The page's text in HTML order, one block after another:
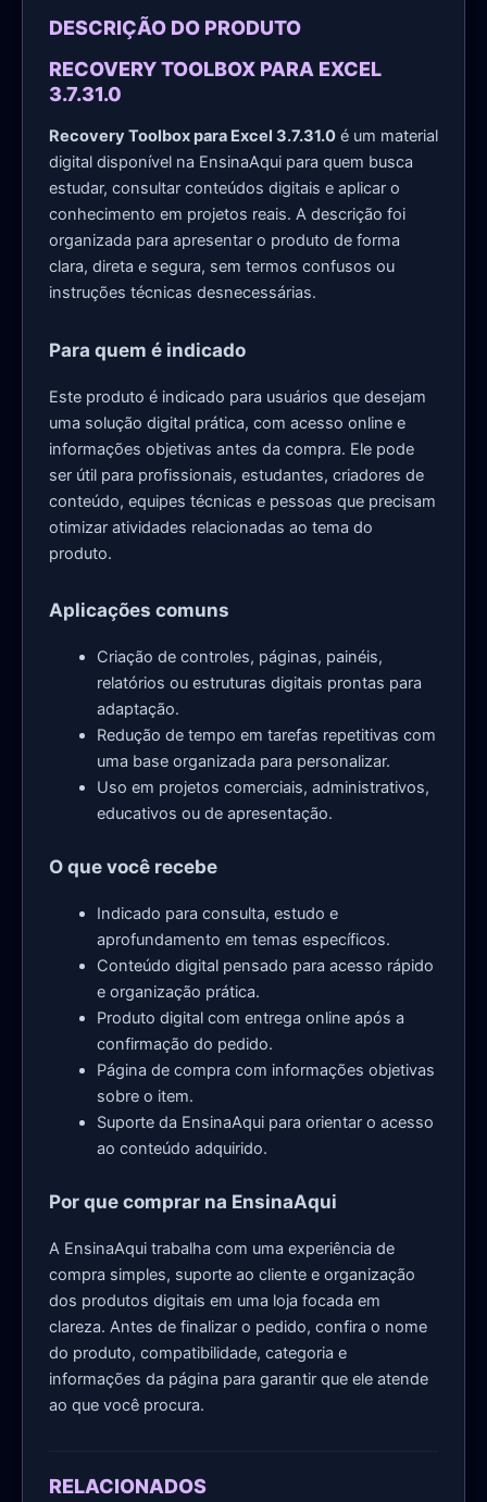
DESCRIÇÃO DO PRODUTO
RECOVERY TOOLBOX PARA EXCEL
3.7.31.0
Recovery Toolbox para Excel 3.7.31.0 é um material
digital disponível na EnsinaAqui para quem busca
estudar, consultar conteúdos digitais e aplicar o
conhecimento em projetos reais. A descrição foi
organizada para apresentar o produto de forma
clara, direta e segura, sem termos confusos ou
instruções técnicas desnecessárias.
Para quem é indicado
Este produto é indicado para usuários que desejam
uma solução digital prática, com acesso online e
informações objetivas antes da compra. Ele pode
ser útil para profissionais, estudantes, criadores de
conteúdo, equipes técnicas e pessoas que precisam
otimizar atividades relacionadas ao tema do
produto.
Aplicações comuns
Criação de controles, páginas, painéis,
relatórios ou estruturas digitais prontas para
adaptação.
Redução de tempo em tarefas repetitivas com
uma base organizada para personalizar.
Uso em projetos comerciais, administrativos,
educativos ou de apresentação.
O que você recebe
Indicado para consulta, estudo e
aprofundamento em temas específicos.
Conteúdo digital pensado para acesso rápido
e organização prática.
Produto digital com entrega online após a
confirmação do pedido.
Página de compra com informações objetivas
sobre o item.
Suporte da EnsinaAqui para orientar o acesso
ao conteúdo adquirido.
Por que comprar na EnsinaAqui
A EnsinaAqui trabalha com uma experiência de
compra simples, suporte ao cliente e organização
dos produtos digitais em uma loja focada em
clareza. Antes de finalizar o pedido, confira o nome
do produto, compatibilidade, categoria e
informações da página para garantir que ele atende
ao que você procura.
RELACIONADOS